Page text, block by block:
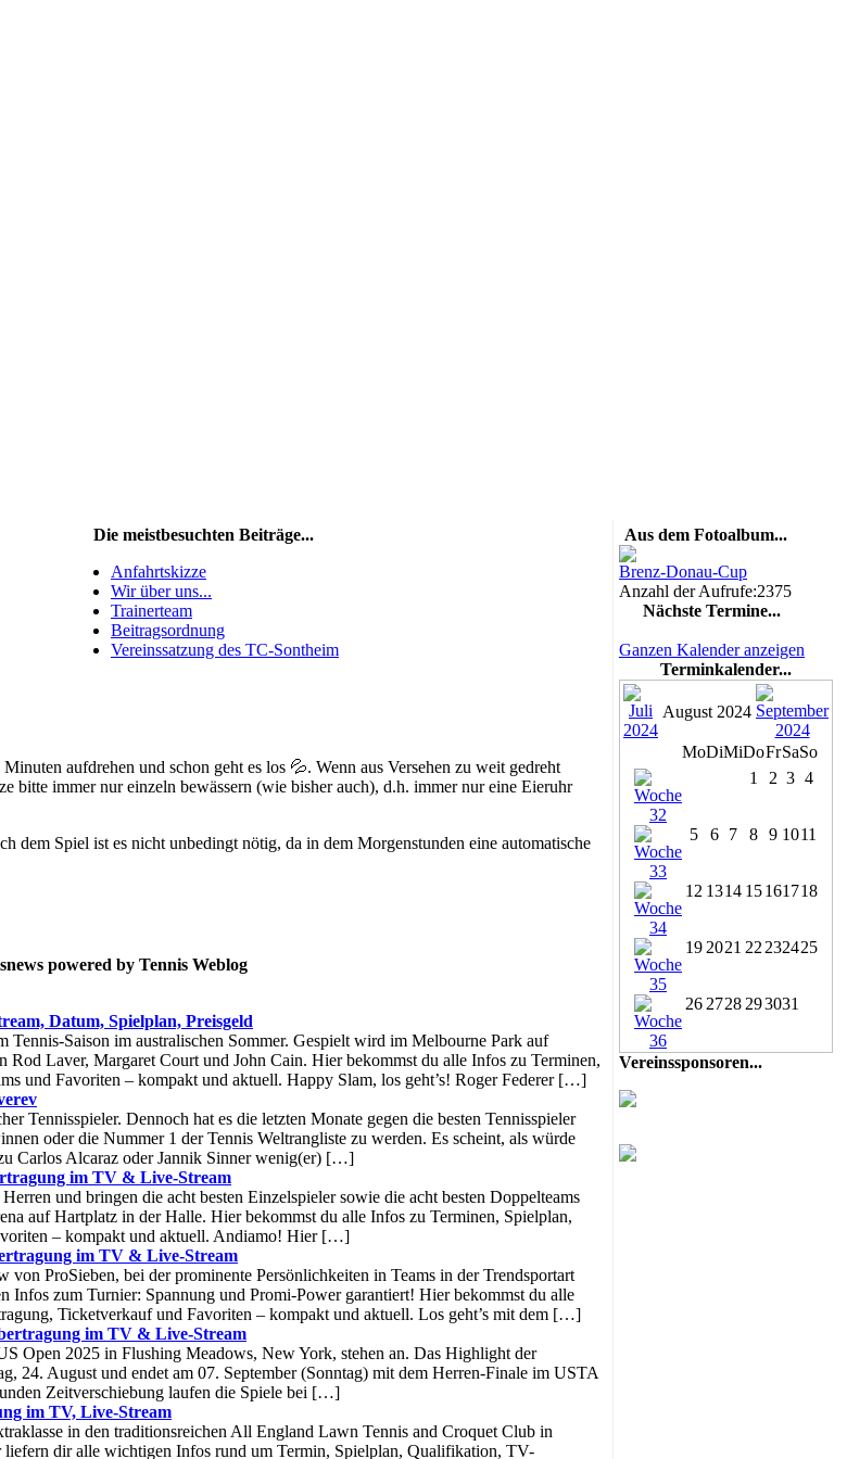
Die meistbesuchten Beiträge...
Anfahrtskizze
Wir über uns...
Trainerteam
Beitragsordnung
Vereinssatzung des TC-Sontheim
aufdrehen und schon geht es los 💦. Wenn aus Versehen zu weit gedreht
bitte immer nur einzeln bewässern (wie bisher auch), d.h. immer nur eine Eieruhr
dem Spiel ist es nicht unbedingt nötig, da in dem Morgenstunden eine automatische
powered by Tennis Weblog
Datum, Spielplan, Preisgeld
Tennis-Saison im australischen Sommer. Gespielt wird im Melbourne Park auf
Rod Laver, Margaret Court und John Cain. Hier bekommst du alle Infos zu Terminen,
und Favoriten – kompakt und aktuell. Happy Slam, los geht’s! Roger Federer […]
Tennisspieler. Dennoch hat es die letzten Monate gegen die besten Tennisspieler
oder die Nummer 1 der Tennis Weltrangliste zu werden. Es scheint, als würde
Carlos Alcaraz oder Jannik Sinner wenig(er) […]
im TV & Live-Stream
und bringen die acht besten Einzelspieler sowie die acht besten Doppelteams
auf Hartplatz in der Halle. Hier bekommst du alle Infos zu Terminen, Spielplan,
– kompakt und aktuell. Andiamo! Hier […]
im TV & Live-Stream
ProSieben, bei der prominente Persönlichkeiten in Teams in der Trendsportart
Infos zum Turnier: Spannung und Promi-Power garantiert! Hier bekommst du alle
Ticketverkauf und Favoriten – kompakt und aktuell. Los geht’s mit dem […]
im TV & Live-Stream
Open 2025 in Flushing Meadows, New York, stehen an. Das Highlight der
24. August und endet am 07. September (Sonntag) mit dem Herren-Finale im USTA
Zeitverschiebung laufen die Spiele bei […]
im TV, Live-Stream
in den traditionsreichen All England Lawn Tennis and Croquet Club in
dir alle wichtigen Infos rund um Termin, Spielplan, Qualifikation, TV-
Aus dem Fotoalbum...
Brenz-Donau-Cup
Anzahl der Aufrufe:2375
Nächste Termine...
Ganzen Kalender anzeigen
Terminkalender...
August 2024
MoDiMiDoFrSaSo
1
2 3 4
5 6 7 8 9 1011
12 1314 15161718
19 2021 22 232425
26 2728 293031
Vereinssponsoren...